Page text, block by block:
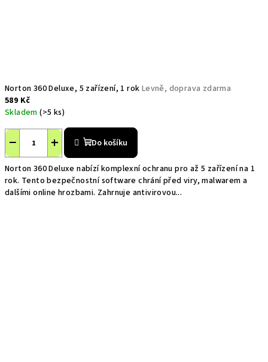
Norton 360 Deluxe, 5 zařízení, 1 rok Levně, doprava zdarma
589 Kč
Skladem(>5 ks)
+
− Do košíku
Norton 360 Deluxe nabízí komplexní ochranu pro až 5 zařízení na 1
rok. Tento bezpečnostní software chrání před viry, malwarem a
dalšími online hrozbami. Zahrnuje antivirovou...